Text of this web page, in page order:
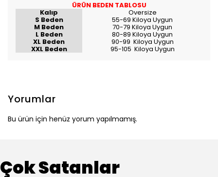
ÜRÜN BEDEN TABLOSU
Kalıp Oversize
S Beden 55-69 Kiloya Uygun
M Beden 70-79 Kiloya Uygun
L Beden 80-89 Kiloya Uygun
XL Beden 90-99 Kiloya Uygun
XXL Beden 95-105 Kiloya Uygun
Yorumlar
Bu ürün için henüz yorum yapılmamış.
Çok Satanlar